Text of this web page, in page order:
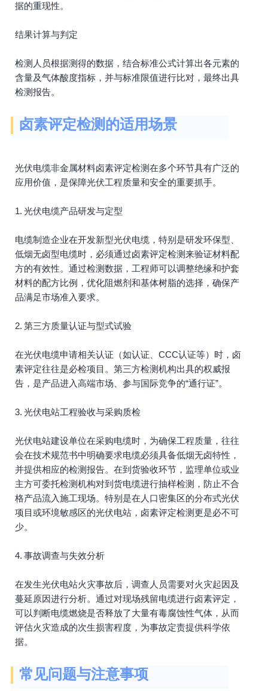
据的重现性。
结果计算与判定
检测人员根据测得的数据，结合标准公式计算出各元素的
含量及气体酸度指标，并与标准限值进行比对，最终出具
检测报告。
卤素评定检测的适用场景
光伏电缆非金属材料卤素评定检测在多个环节具有广泛的
应用价值，是保障光伏工程质量和安全的重要抓手。
1. 光伏电缆产品研发与定型
电缆制造企业在开发新型光伏电缆，特别是研发环保型、
低烟无卤型电缆时，必须通过卤素评定检测来验证材料配
方的有效性。通过检测数据，工程师可以调整绝缘和护套
材料的配方比例，优化阻燃剂和基体树脂的选择，确保产
品满足市场准入要求。
2. 第三方质量认证与型式试验
在光伏电缆申请相关认证（如认证、CCC认证等）时，卤
素评定往往是必检项目。第三方检测机构出具的权威报
告，是产品进入高端市场、参与国际竞争的“通行证”。
3. 光伏电站工程验收与采购质检
光伏电站建设单位在采购电缆时，为确保工程质量，往往
会在技术规范书中明确要求电缆必须具备低烟无卤特性，
并提供相应的检测报告。在到货验收环节，监理单位或业
主方可委托检测机构对到货电缆进行抽样检测，防止不合
格产品流入施工现场。特别是在人口密集区的分布式光伏
项目或环境敏感区的光伏电站，卤素评定检测更是必不可
少。
4. 事故调查与失效分析
在发生光伏电站火灾事故后，调查人员需要对火灾起因及
蔓延原因进行分析。通过对现场残留电缆进行卤素评定，
可以判断电缆燃烧是否释放了大量有毒腐蚀性气体，从而
评估火灾造成的次生损害程度，为事故定责提供科学依
据。
常见问题与注意事项